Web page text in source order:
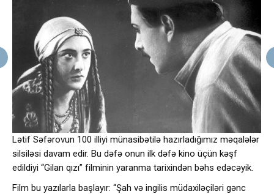
Lətif Səfərovun 100 illiyi münasibətilə hazırladığımız məqalələr
silsiləsi davam edir. Bu dəfə onun ilk dəfə kino üçün kəşf
edildiyi “Gilan qızı” filminin yaranma tarixindən bəhs edəcəyik.
Film bu yazılarla başlayır: “Şah və ingilis müdaxiləçiləri gənc